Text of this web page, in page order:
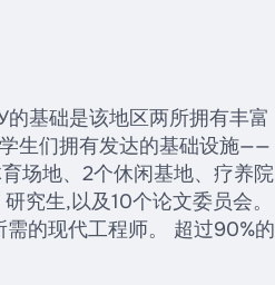
基础是该地区两所拥有丰富
生们拥有发达的基础设施——
场地、2个休闲基地、疗养院
究生,以及10个论文委员会。
的现代工程师。 超过90%的